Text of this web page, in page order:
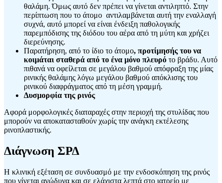
θαλάμη. Όμως αυτό δεν πρέπει να γίνεται αντιληπτό. Στην
περίπτωση που το άτομο αντιλαμβάνεται αυτή την εναλλαγή
συχνά, αυτό μπορεί να είναι ένδειξη παθολογικής
παρεμπόδισης της διόδου του αέρα από τη μύτη και χρήζει
διερεύνησης.
Παρατήρηση, από το ίδιο το άτομο, προτίμησής του να
κοιμάται σταθερά από το ένα μόνο πλευρό το βράδυ. Αυτό
πιθανά να οφείλεται σε μεγάλου βαθμού απόφραξη της μίας
ρινικής θαλάμης λόγω μεγάλου βαθμού απόκλισης του
ρινικού διαφράγματος από τη μέση γραμμή.
Δυσμορφία της ρινός
Αφορά μορφολογικές διαταραχές στην περιοχή της στυλίδας που
μπορούν να αποκατασταθούν χωρίς την ανάγκη εκτέλεσης
ρινοπλαστικής.
Διάγνωση ΣΡΔ
Η κλινική εξέταση σε συνδυασμό με την ενδοσκόπηση της ρινός
που γίνεται ανώδυνα και σε ελάχιστα λεπτά στο ιατρείο με